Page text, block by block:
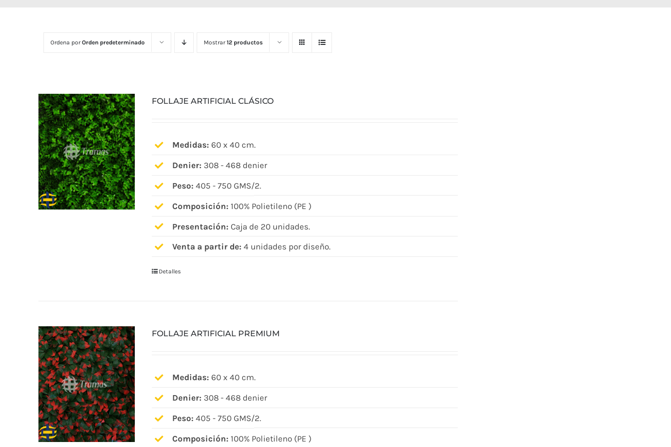
Ordena porOrden predeterminado Mostrar12 productos
FOLLAJE ARTIFICIAL CLÁSICO
Medidas: 60 x 40 cm.
Denier: 308 - 468 denier
Peso: 405 - 750 GMS/2.
Composición: 100% Polietileno (PE )
Presentación: Caja de 20 unidades.
Venta a partir de: 4 unidades por diseño.
Detalles
FOLLAJE ARTIFICIAL PREMIUM
Medidas: 60 x 40 cm.
Denier: 308 - 468 denier
Peso: 405 - 750 GMS/2.
Composición: 100% Polietileno (PE )